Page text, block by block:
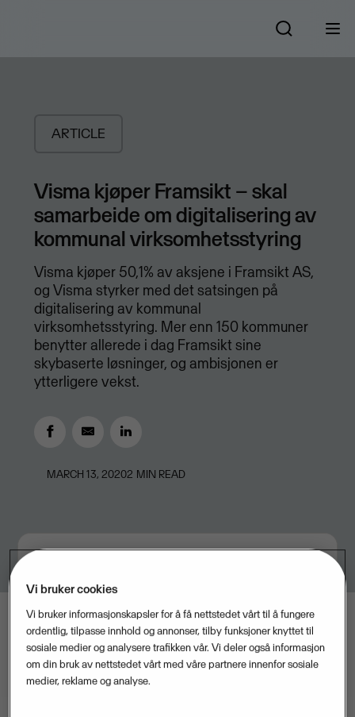
ARTICLE
Visma kjøper Framsikt – skal
samarbeide om digitalisering av
kommunal virksomhetsstyring
Visma kjøper 50,1% av aksjene i Framsikt AS,
og Visma styrker med det satsingen på
digitalisering av kommunal
virksomhetsstyring. Mer enn 150 kommuner
benytter allerede i dag Framsikt sine
skybaserte løsninger, og ambisjonen er
ytterligere vekst.
MARCH 13, 20202 MIN READ
Vi bruker cookies
Vi bruker informasjonskapsler for å få nettstedet vårt til å fungere
ordentlig, tilpasse innhold og annonser, tilby funksjoner knyttet til
sosiale medier og analysere trafikken vår. Vi deler også informasjon
om din bruk av nettstedet vårt med våre partnere innenfor sosiale
medier, reklame og analyse.